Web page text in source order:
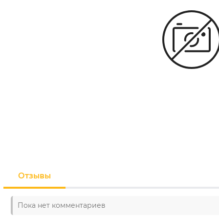
Отзывы
Пока нет комментариев